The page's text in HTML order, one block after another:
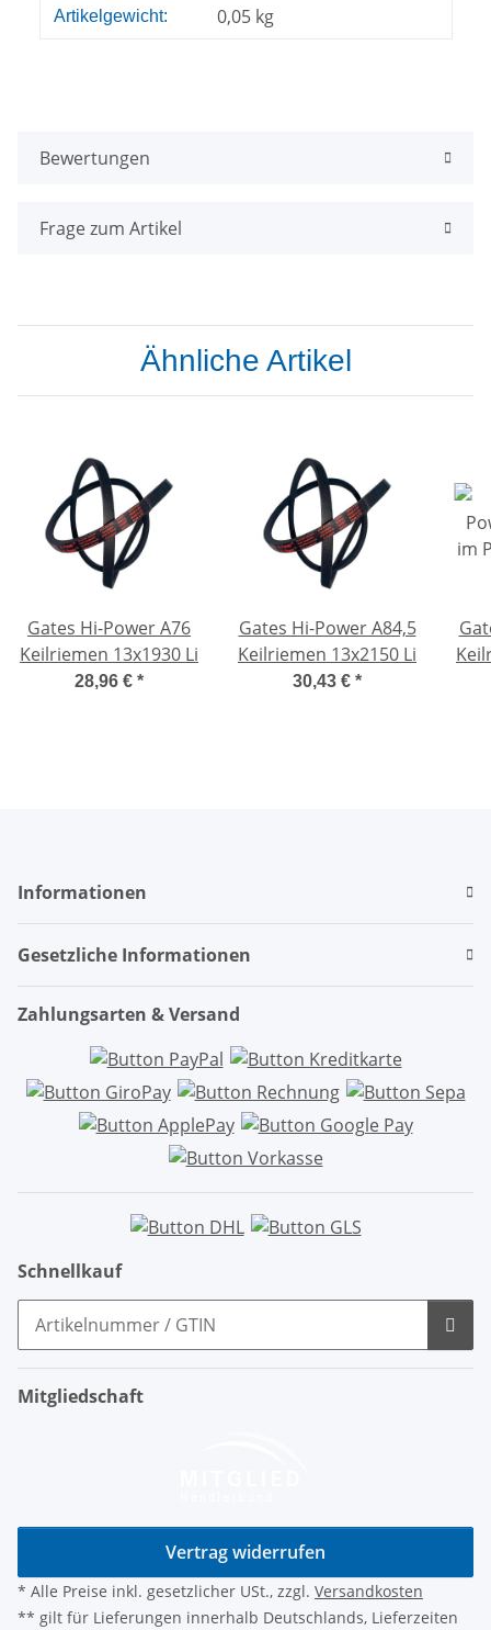
Produkteigenschaft
Wert
Artikelgewicht: 0,05 kg
Bewertungen
Frage zum Artikel
Ähnliche Artikel
Gates Hi-Power A76
Keilriemen 13x1930 Li
28,96 € *
Gates Hi-Power A84,5
Keilriemen 13x2150 Li
30,43 € *
Informationen
Gesetzliche Informationen
Zahlungsarten & Versand
Schnellkauf
Mitgliedschaft
Vertrag widerrufen
* Alle Preise inkl. gesetzlicher USt., zzgl. Versandkosten
** gilt für Lieferungen innerhalb Deutschlands, Lieferzeiten